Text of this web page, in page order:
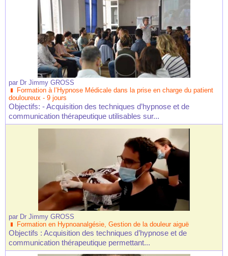
par Dr Jimmy GROSS
Formation à l’Hypnose Médicale dans la prise en charge du patient
douloureux - 9 jours
Objectifs: - Acquisition des techniques d’hypnose et de
communication thérapeutique utilisables sur...
par Dr Jimmy GROSS
Formation en Hypnoanalgésie, Gestion de la douleur aiguë
Objectifs : Acquisition des techniques d’hypnose et de
communication thérapeutique permettant...